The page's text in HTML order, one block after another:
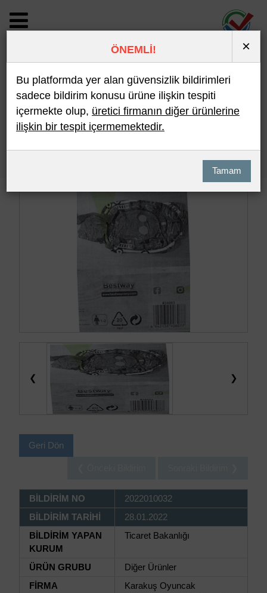
BİLDİRİM DETAYI
Son 10 Bildirim En Çok İncelenen
❮ ❯
Geri Dön
BİLDİRİM NO
2022010032
BİLDİRİM TARİHİ
28.01.2022
BİLDİRİM YAPAN
KURUM
Ticaret Bakanlığı
ÜRÜN GRUBU
Diğer Ürünler
FİRMA
Karakuş Oyuncak
ÖNEMLİ! ×
Bu platformda yer alan güvensizlik bildirimleri
sadece bildirim konusu ürüne ilişkin tespiti
içermekte olup, üretici firmanın diğer ürünlerine
ilişkin bir tespit içermemektedir.
Tamam